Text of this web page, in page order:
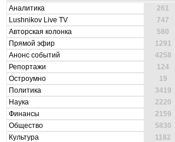
Аналитика
261
Lushnikov Live TV
747
Авторская колонка
580
Прямой эфир
1291
Анонс событий
4258
Репортажи
124
Остроумно
19
Политика
3419
Наука
2220
Финансы
2159
Общество
5830
Культура
1182